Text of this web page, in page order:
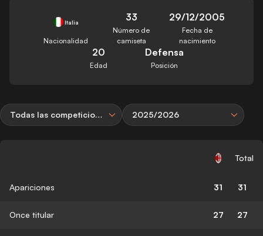
Italia
Nacionalidad
33
Número de
camiseta
29/12/2005
Fecha de
nacimiento
20
Edad
Defensa
Posición
Todas las competiciones 2025/2026
Total
Apariciones 31 31
Once titular 27 27